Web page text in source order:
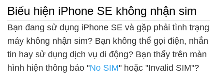
Biểu hiện iPhone SE không nhận sim
Bạn đang sử dụng iPhone SE và gặp phải tình trạng
máy không nhận sim? Bạn không thể gọi điện, nhắn
tin hay sử dụng dịch vụ di động? Bạn thấy trên màn
hình hiện thông báo "No SIM" hoặc "Invalid SIM"?